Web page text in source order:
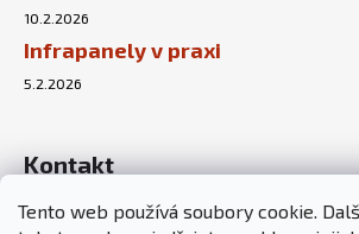
Tento web používá soubory cookie.
10.2.2026
Infrapanely v praxi
5.2.2026
Kontakt
info@sunnyhouse.cz